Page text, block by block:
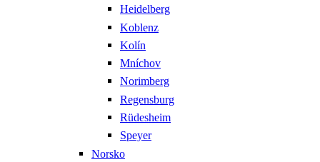
Heidelberg
Koblenz
Kolín
Mníchov
Norimberg
Regensburg
Rüdesheim
Speyer
Norsko